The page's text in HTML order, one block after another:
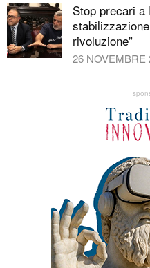
Stop precari
rivoluzione”
26 NOVEMBRE